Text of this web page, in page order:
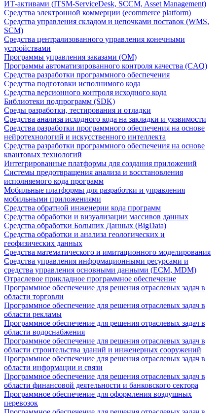
ИТ-активами (ITSM-ServiceDesk, SCCM, Asset Management)
Средства электронной коммерции (ecommerce platform)
Средства управления складом и цепочками поставок (WMS,
SCM)
Средства централизованного управления конечными
устройствами
Программы управления заказами (OM)
Программы автоматизированного контроля качества (CAQ)
Средства разработки программного обеспечения
Средства подготовки исполнимого кода
Средства версионного контроля исходного кода
Библиотеки подпрограмм (SDK)
Среды разработки, тестирования и отладки
Средства анализа исходного кода на закладки и уязвимости
Средства разработки программного обеспечения на основе
нейротехнологий и искусственного интеллекта
Средства разработки программного обеспечения на основе
квантовых технологий
Интегрированные платформы для создания приложений
Системы предотвращения анализа и восстановления
исполняемого кода программ
Мобильные платформы для разработки и управления
мобильными приложениями
Средства обратной инженерии кода программ
Средства обработки и визуализации массивов данных
Средства обработки Больших Данных (BigData)
Средства обработки и анализа геологических и
геофизических данных
Средства математического и имитационного моделирования
Средства управления информационными ресурсами и
средства управления основными данными (ECM, MDM)
Отраслевое прикладное программное обеспечение
Программное обеспечение для решения отраслевых задач в
области торговли
Программное обеспечение для решения отраслевых задач в
области рекламы
Программное обеспечение для решения отраслевых задач в
области водоснабжения
Программное обеспечение для решения отраслевых задач в
области строительства зданий и инженерных сооружений
Программное обеспечение для решения отраслевых задач в
области информации и связи
Программное обеспечение для решения отраслевых задач в
области финансовой деятельности и банковского сектора
Программное обеспечение для оформления воздушных
перевозок